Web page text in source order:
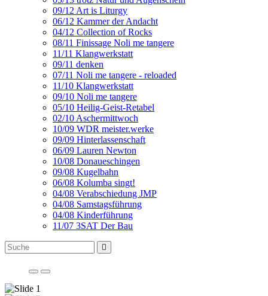
09/12 Art is Liturgy
06/12 Kammer der Andacht
04/12 Collection of Rocks
08/11 Finissage Noli me tangere
11/11 Klangwerkstatt
09/11 denken
07/11 Noli me tangere - reloaded
11/10 Klangwerkstatt
09/10 Noli me tangere
05/10 Heilig-Geist-Retabel
02/10 Aschermittwoch
10/09 WDR meister.werke
09/09 Hinterlassenschaft
06/09 Lauren Newton
10/08 Donaueschingen
09/08 Kugelbahn
06/08 Kolumba singt!
04/08 Verabschiedung JMP
04/08 Samstagsführung
04/08 Kinderführung
11/07 3SAT Der Bau